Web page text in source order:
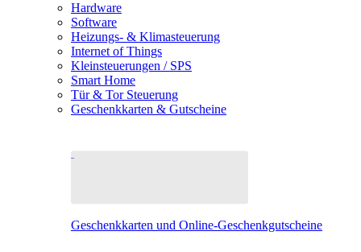
Hardware
Software
Heizungs- & Klimasteuerung
Internet of Things
Kleinsteuerungen / SPS
Smart Home
Tür & Tor Steuerung
Geschenkkarten & Gutscheine
Geschenkkarten und Online-Geschenkgutscheine